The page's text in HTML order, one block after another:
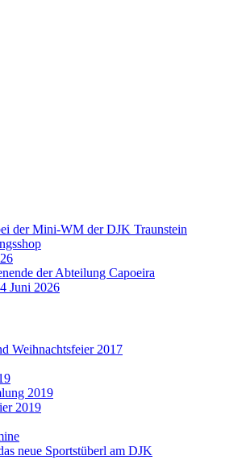
der Mini-WM der DJK Traunstein
der Abteilung Capoeira
Juni 2026
Weihnachtsfeier 2017
2019
2019
neue Sportstüberl am DJK